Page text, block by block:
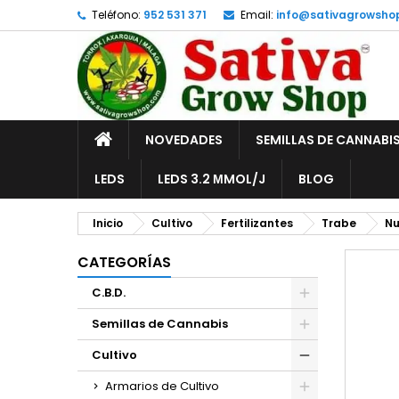
Teléfono: 952 531 371 Email:
INICIONOVEDADES SEMILLAS DE CANNABIS
LEDS LEDS 3.2 ΜMOL/J BLOG
Inicio Cultivo Fertilizantes Trabe
CATEGORÍAS
C.B.D.
Semillas de Cannabis
Cultivo
Armarios de Cultivo